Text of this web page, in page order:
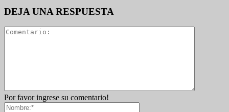
DEJA UNA RESPUESTA
Por favor ingrese su comentario!